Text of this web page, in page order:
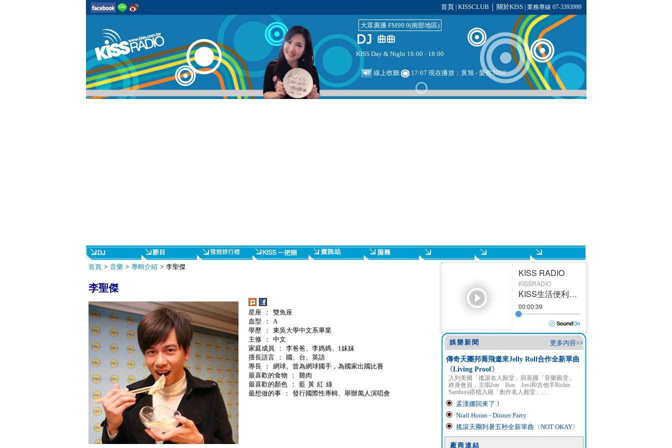
首頁 KISSCLUB 關於KISS| 業務專線 07-3393999
大眾廣播 FM99.9(南部地區)
KISS Day & Night 16:00 - 18:00
線上收聽 17:07 現在播放：黃旭 - 愛你3000
首頁> 音樂> 專輯介紹 > 李聖傑
李聖傑
星座 ： 雙魚座
血型 ： A
學歷 ： 東吳大學中文系畢業
主修 ： 中文
家庭成員 ： 李爸爸、李媽媽、1妹妹
擅長語言 ： 國、台、英語
專長 ： 網球。曾為網球國手，為國家出國比賽
最喜歡的食物 ： 雞肉
最喜歡的顏色 ： 藍 黃 紅 綠
最想做的事 ： 發行國際性專輯、舉辦萬人演唱會
更多內容>>
娛樂新聞
傳奇天團邦喬飛邀來Jelly Roll合作全新單曲
〈Living Proof〉
入列美國「搖滾名人殿堂」與英國「音樂殿堂」
終身會員，主唱Jon Bon Jovi和吉他手Richie
Sambora搭檔入籍「創作名人殿堂」...
孟漢娜回來了！
Niall Horan - Dinner Party
搖滾天團到暑五秒全新單曲〈NOT OKAY〉
廠商連結